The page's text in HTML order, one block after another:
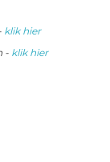
klik hier
- klik hier